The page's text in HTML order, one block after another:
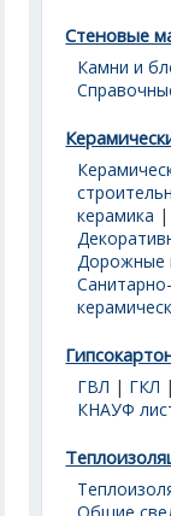
Стеновые
Камни и
керамика
Дорожные
ГВЛ | ГКЛ |
КНАУФ